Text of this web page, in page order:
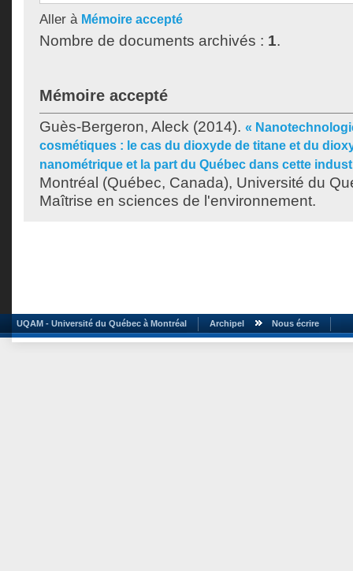
Aller à Mémoire accepté
Nombre de documents archivés : 1.
Mémoire accepté
Guès-Bergeron, Aleck (2014). «
cosmétiques : le cas du dioxyde de titane et du
nanométrique et la part du Québec dans cette
Montréal (Québec, Canada), Université du
Maîtrise en sciences de l'environnement.
UQAM - Université du Québec à Montréal Archipel Nous écrire